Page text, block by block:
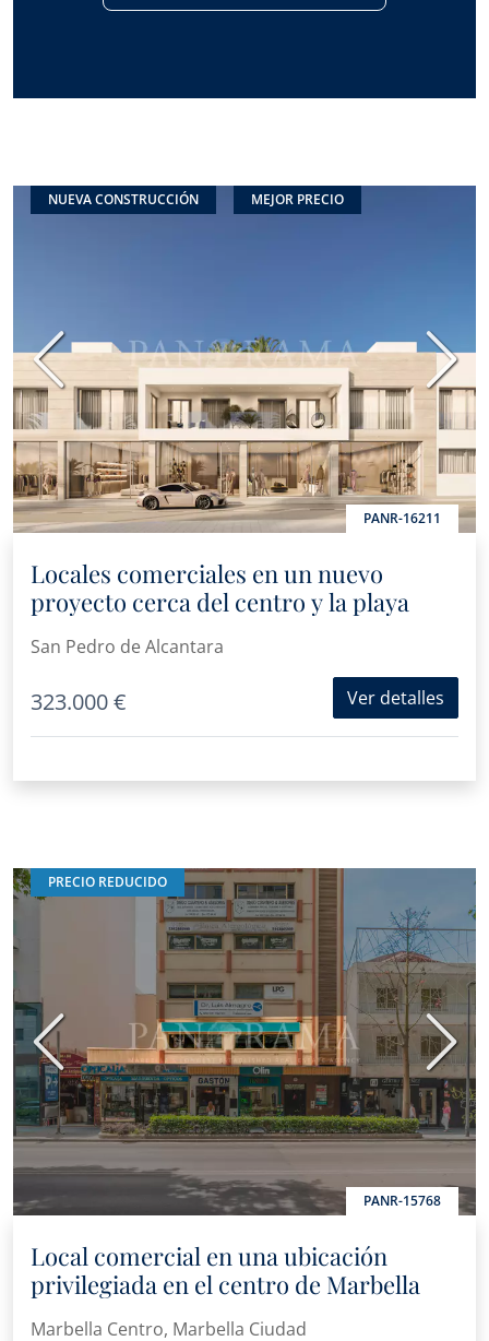
NUEVA CONSTRUCCIÓN MEJOR PRECIO
PANR-16211
Anterior
Locales comerciales en un nuevo
proyecto cerca del centro y la playa
San Pedro de Alcantara
323.000 € Ver detalles
PRECIO REDUCIDO
PANR-15768
Anterior
Local comercial en una ubicación
privilegiada en el centro de Marbella
Marbella Centro, Marbella Ciudad